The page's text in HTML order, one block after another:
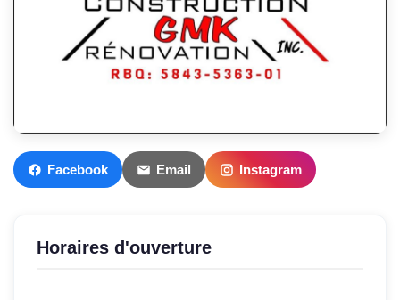
Facebook Email Instagram
Horaires d'ouverture